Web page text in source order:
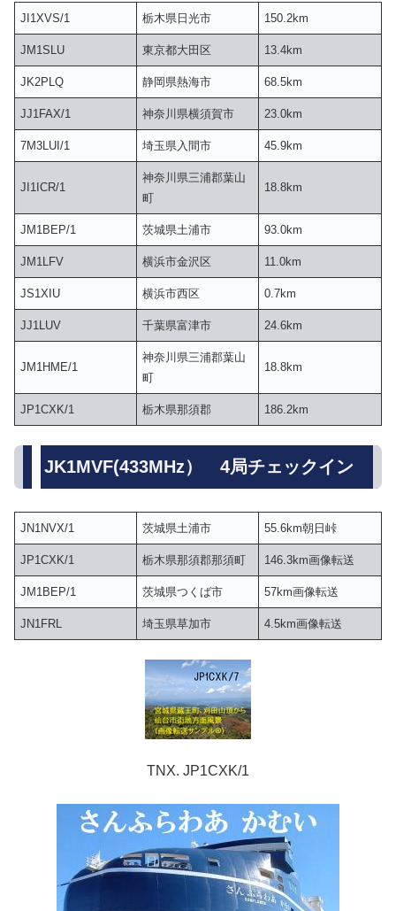
JI1XVS/1 栃木県日光市 150.2km
JM1SLU 東京都大田区 13.4km
JK2PLQ 静岡県熱海市 68.5km
JJ1FAX/1 神奈川県横須賀市 23.0km
7M3LUI/1 埼玉県入間市 45.9km
JI1ICR/1
神奈川県三浦郡葉山
町
18.8km
JM1BEP/1 茨城県土浦市 93.0km
JM1LFV 横浜市金沢区 11.0km
JS1XIU 横浜市西区 0.7km
JJ1LUV 千葉県富津市 24.6km
JM1HME/1
神奈川県三浦郡葉山
町
18.8km
JP1CXK/1 栃木県那須郡 186.2km
JK1MVF(433MHz） 4局チェックイン
JN1NVX/1 茨城県土浦市 55.6km朝日峠
JP1CXK/1 栃木県那須郡那須町 146.3km画像転送
JM1BEP/1 茨城県つくば市 57km画像転送
JN1FRL 埼玉県草加市 4.5km画像転送
TNX. JP1CXK/1